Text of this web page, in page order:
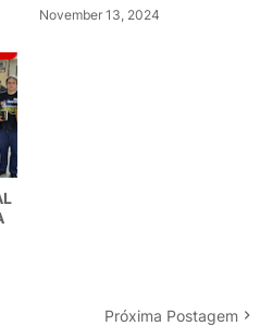
November 13, 2024
Próxima Postagem